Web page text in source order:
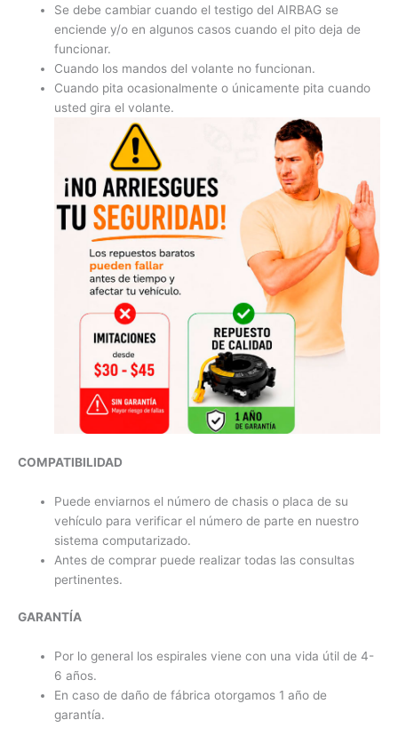
Se debe cambiar cuando el testigo del AIRBAG se
enciende y/o en algunos casos cuando el pito deja de
funcionar.
Cuando los mandos del volante no funcionan.
Cuando pita ocasionalmente o únicamente pita cuando
usted gira el volante.
COMPATIBILIDAD
Puede enviarnos el número de chasis o placa de su
vehículo para verificar el número de parte en nuestro
sistema computarizado.
Antes de comprar puede realizar todas las consultas
pertinentes.
GARANTÍA
Por lo general los espirales viene con una vida útil de 4-
6 años.
En caso de daño de fábrica otorgamos 1 año de
garantía.